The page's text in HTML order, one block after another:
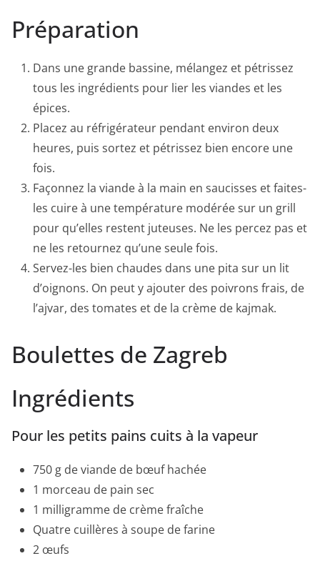
Préparation
Dans une grande bassine, mélangez et pétrissez
tous les ingrédients pour lier les viandes et les
épices.
Placez au réfrigérateur pendant environ deux
heures, puis sortez et pétrissez bien encore une
fois.
Façonnez la viande à la main en saucisses et faites-
les cuire à une température modérée sur un grill
pour qu’elles restent juteuses. Ne les percez pas et
ne les retournez qu’une seule fois.
Servez-les bien chaudes dans une pita sur un lit
d’oignons. On peut y ajouter des poivrons frais, de
l’ajvar, des tomates et de la crème de kajmak.
Boulettes de Zagreb
Ingrédients
Pour les petits pains cuits à la vapeur
750 g de viande de bœuf hachée
1 morceau de pain sec
1 milligramme de crème fraîche
Quatre cuillères à soupe de farine
2 œufs